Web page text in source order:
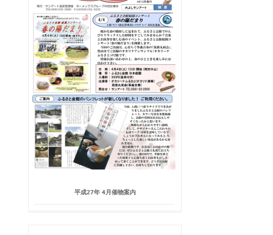
平成27年 4月催物案内